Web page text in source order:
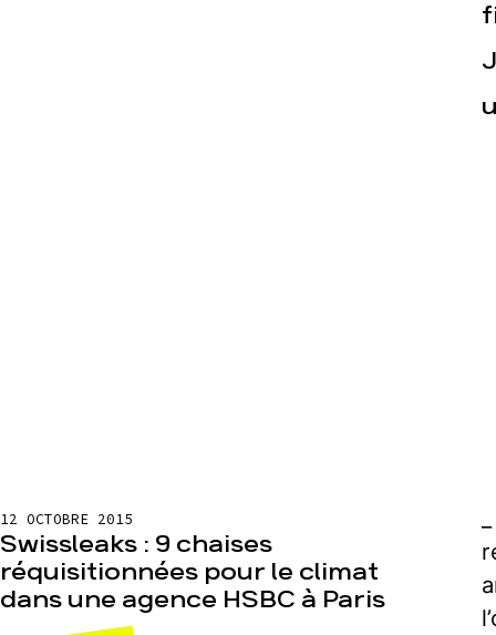
Espace
12 OCTOBRE 2015
Swissleaks : 9 chaises
réquisitionnées pour le climat
dans une agence HSBC à Paris